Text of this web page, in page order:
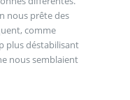
nous prête des
comme
plus déstabilisant
nous semblaient